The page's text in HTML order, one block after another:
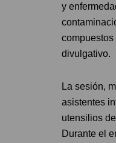
y
divulgativo.
La sesión,
asistentes
utensilios
Durante el